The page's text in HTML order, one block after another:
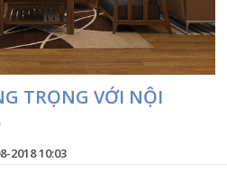
TRỌNG VỚI NỘI
2018 10:03